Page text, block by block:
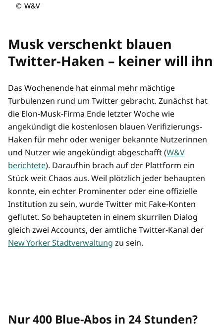
© W&V
Musk verschenkt blauen
Twitter-Haken – keiner will ihn
Das Wochenende hat einmal mehr mächtige
Turbulenzen rund um Twitter gebracht. Zunächst hat
die Elon-Musk-Firma Ende letzter Woche wie
angekündigt die kostenlosen blauen Verifizierungs-
Haken für mehr oder weniger bekannte Nutzerinnen
und Nutzer wie angekündigt abgeschafft (W&V
berichtete). Daraufhin brach auf der Plattform ein
Stück weit Chaos aus. Weil plötzlich jeder behaupten
konnte, ein echter Prominenter oder eine offizielle
Institution zu sein, wurde Twitter mit Fake-Konten
geflutet. So behaupteten in einem skurrilen Dialog
gleich zwei Accounts, der amtliche Twitter-Kanal der
New Yorker Stadtverwaltung zu sein.
Nur 400 Blue-Abos in 24 Stunden?